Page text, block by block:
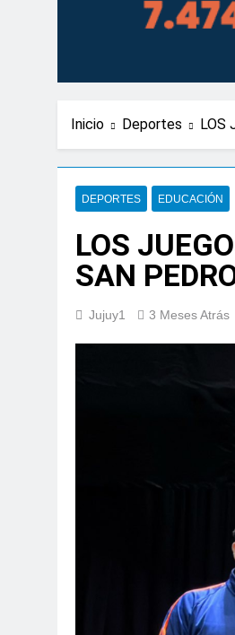
Inicio Deportes LOS
DEPORTES EDUCACIÓN
LOS
SAN
Jujuy1 3 Meses Atrás